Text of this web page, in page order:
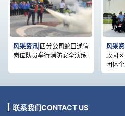
风采资讯| 四分公司蛇口通信
岗位队员举行消防安全演练
风采资
政园
团体
联系我们CONTACT US